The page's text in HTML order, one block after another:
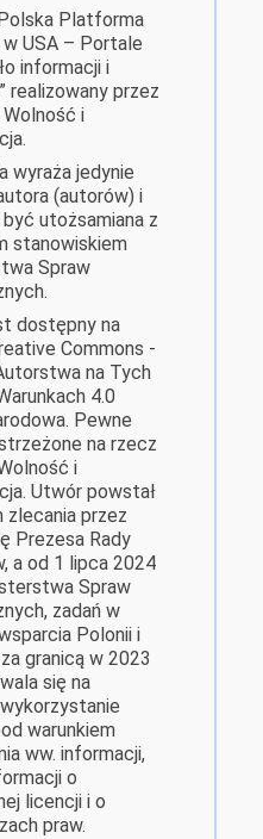
Platforma
w USA – Portale
informacji i
realizowany przez
i
wyraża jedynie
(autorów) i
utożsamiana z
stanowiskiem
Spraw
dostępny na
Commons -
na Tych
4.0
Pewne
na rzecz
i
Utwór powstał
zlecania przez
Prezesa Rady
a od 1 lipca 2024
Spraw
zadań w
Polonii i
granicą w 2023
się na
warunkiem
ww. informacji,
o
licencji i o
praw.